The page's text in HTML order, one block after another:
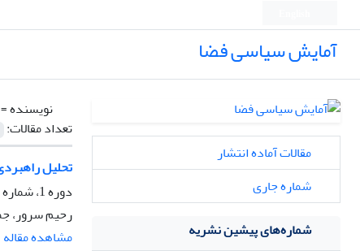
آمایش سیاسی فضا
نویسنده =
تعداد مقالات:
تحلیل
دوره 1، شماره 3، تابستان 1398، صفحه
رحیم سرور،
مشاهده مقاله
مقالات آماده انتشار
شماره جاری
شماره‌های پیشین نشریه